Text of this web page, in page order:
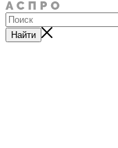
Найти